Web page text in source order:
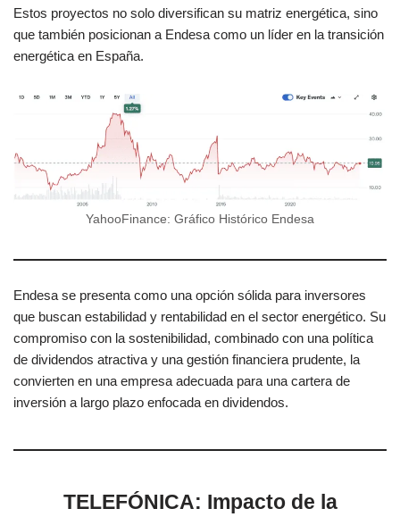
Estos proyectos no solo diversifican su matriz energética, sino
que también posicionan a Endesa como un líder en la transición
energética en España.
YahooFinance: Gráfico Histórico Endesa
Endesa se presenta como una opción sólida para inversores
que buscan estabilidad y rentabilidad en el sector energético. Su
compromiso con la sostenibilidad, combinado con una política
de dividendos atractiva y una gestión financiera prudente, la
convierten en una empresa adecuada para una cartera de
inversión a largo plazo enfocada en dividendos.
TELEFÓNICA: Impacto de la